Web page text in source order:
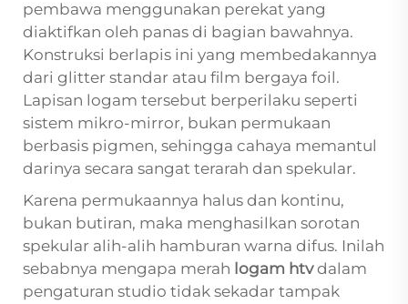
pembawa menggunakan perekat yang
diaktifkan oleh panas di bagian bawahnya.
Konstruksi berlapis ini yang membedakannya
dari glitter standar atau film bergaya foil.
Lapisan logam tersebut berperilaku seperti
sistem mikro-mirror, bukan permukaan
berbasis pigmen, sehingga cahaya memantul
darinya secara sangat terarah dan spekular.
Karena permukaannya halus dan kontinu,
bukan butiran, maka menghasilkan sorotan
spekular alih-alih hamburan warna difus. Inilah
sebabnya mengapa merah logam htvdalam
pengaturan studio tidak sekadar tampak